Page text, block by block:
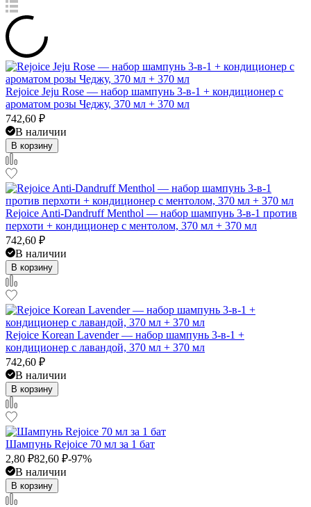
Rejoice Jeju Rose — набор шампунь 3-в-1 + кондиционер с
ароматом розы Чеджу, 370 мл + 370 мл
742,60 ₽
В наличии
В корзину
Rejoice Anti-Dandruff Menthol — набор шампунь 3-в-1 против
перхоти + кондиционер с ментолом, 370 мл + 370 мл
742,60 ₽
В наличии
В корзину
Rejoice Korean Lavender — набор шампунь 3-в-1 +
кондиционер с лавандой, 370 мл + 370 мл
742,60 ₽
В наличии
В корзину
Шампунь Rejoice 70 мл за 1 бат
2,80 ₽82,60 ₽-97%
В наличии
В корзину